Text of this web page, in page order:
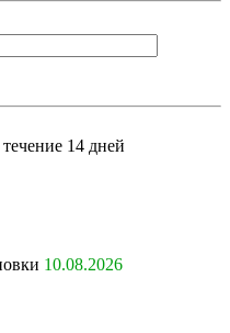
14 дней
10.08.2026